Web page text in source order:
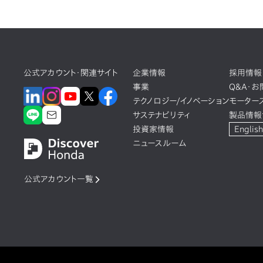
公式アカウント・関連サイト
公式アカウント一覧
企業情報
事業
テクノロジー/イノベーション
サステナビリティ
投資家情報
ニュースルーム
採用情報
Q&A・
モーター
製品情報
English